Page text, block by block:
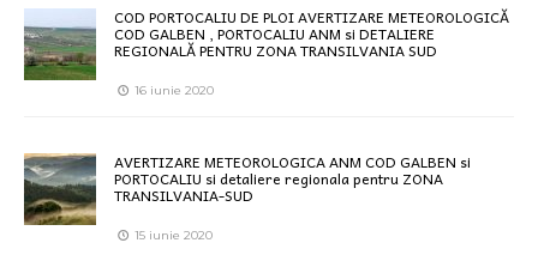
COD PORTOCALIU DE PLOI AVERTIZARE METEOROLOGICĂ
COD GALBEN , PORTOCALIU ANM si DETALIERE
REGIONALĂ PENTRU ZONA TRANSILVANIA SUD
16 iunie 2020
AVERTIZARE METEOROLOGICA ANM COD GALBEN si
PORTOCALIU si detaliere regionala pentru ZONA
TRANSILVANIA-SUD
15 iunie 2020